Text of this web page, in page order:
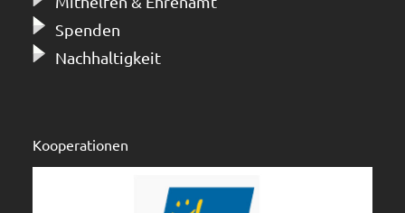
Spenden
Nachhaltigkeit
Kooperationen